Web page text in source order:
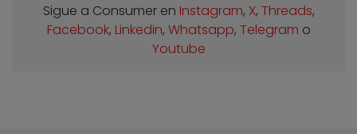
Sigue a Consumer en Instagram, X, Threads,
Facebook, Linkedin, Whatsapp, Telegram o
Youtube